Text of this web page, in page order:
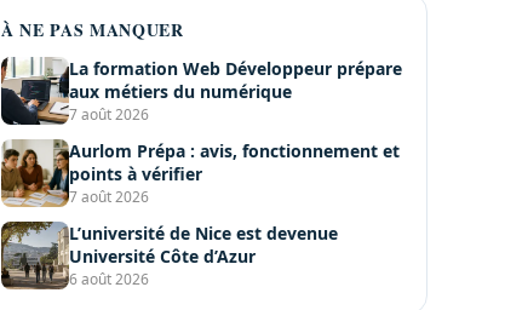
À NE PAS MANQUER
La formation Web Développeur prépare
aux métiers du numérique
7 août 2026
Aurlom Prépa : avis, fonctionnement et
points à vérifier
7 août 2026
L’université de Nice est devenue
Université Côte d’Azur
6 août 2026